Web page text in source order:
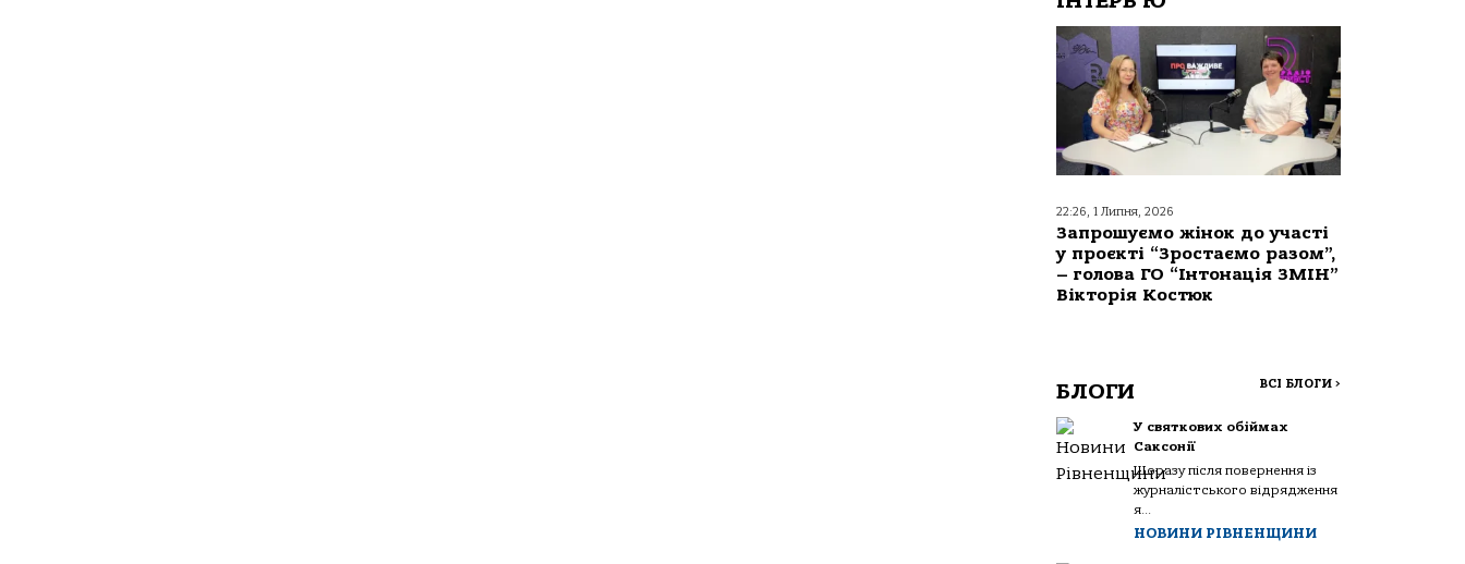
22:26, 1 Липня, 2026
Запрошуємо жінок до участі
у проєкті “Зростаємо разом”,
– голова ГО “Інтонація ЗМІН”
Вікторія Костюк
БЛОГИ ВСІ БЛОГИ >
У святкових обіймах
Саксонії
Щоразу після повернення із
журналістського відрядження
я...
НОВИНИ РІВНЕНЩИНИ